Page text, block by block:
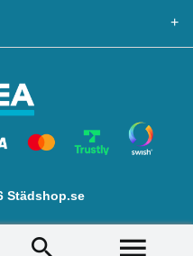
+
Städshop.se